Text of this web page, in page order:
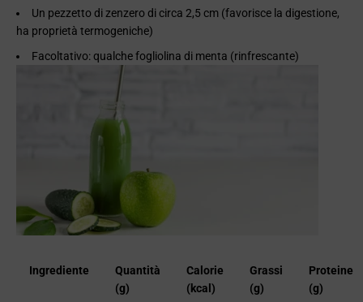
Un pezzetto di zenzero di circa 2,5 cm (favorisce la digestione,
ha proprietà termogeniche)
Facoltativo: qualche fogliolina di menta (rinfrescante)
Ingrediente
Quantità
(g)
Calorie
(kcal)
Grassi
(g)
Proteine
​​(g)